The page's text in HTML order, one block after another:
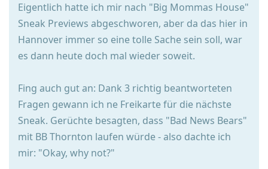
Eigentlich hatte ich mir nach "Big Mommas House"
Sneak Previews abgeschworen, aber da das hier in
Hannover immer so eine tolle Sache sein soll, war
es dann heute doch mal wieder soweit.
Fing auch gut an: Dank 3 richtig beantworteten
Fragen gewann ich ne Freikarte für die nächste
Sneak. Gerüchte besagten, dass "Bad News Bears"
mit BB Thornton laufen würde - also dachte ich
mir: "Okay, why not?"